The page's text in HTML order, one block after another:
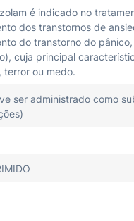
é indicado no
dos transtornos de
do transtorno do
cuja principal
terror ou medo.
ser administrado como